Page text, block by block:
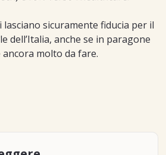
sicuramente fiducia per il
dell’Italia, anche se in paragone
molto da fare.